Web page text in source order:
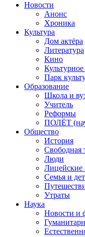
Новости
Анонс
Хроника
Культура
Дом актёра
Литература
Кино
Парк
Образование
Школа и
Учитель
Реформы
ПОЛЁТ
Общество
История
Свободная
Люди
Лицейские
Семья и
Утраты
Наука
Новости и